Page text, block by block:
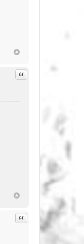
Citation
Citation